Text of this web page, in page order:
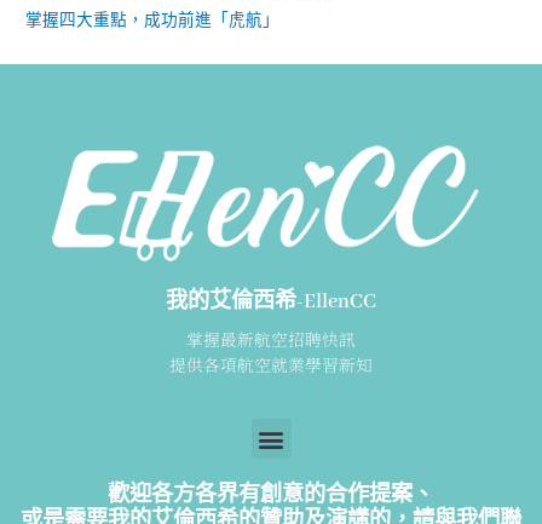
掌握四大重點，成功前進「虎航」
我的艾倫西希-EllenCC
掌握最新航空招聘快訊
提供各項航空就業學習新知
歡迎各方各界有創意的合作提案、